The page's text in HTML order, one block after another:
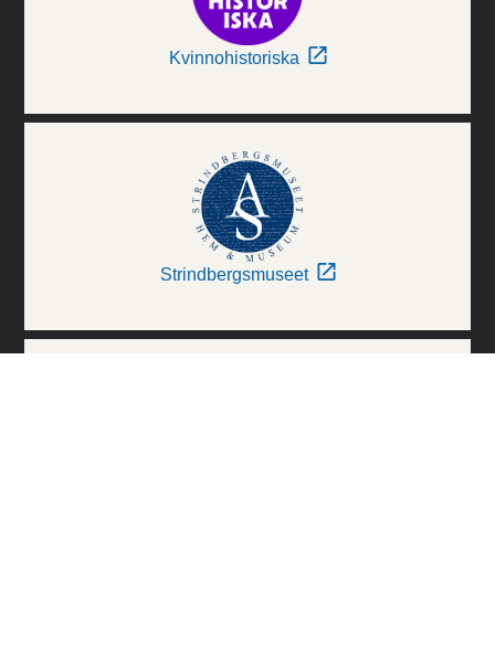
Kvinnohistoriska
Strindbergsmuseet